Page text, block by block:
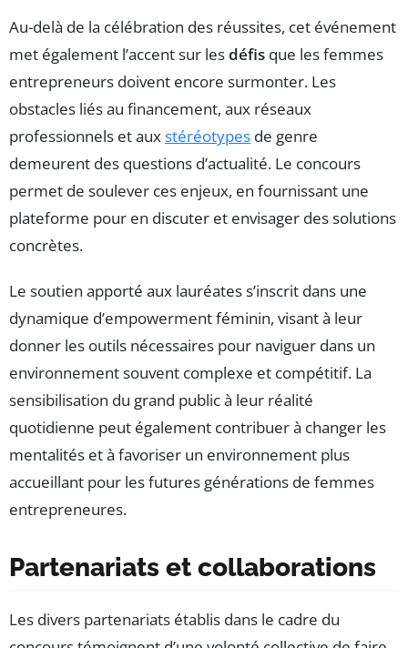
Au-delà de la célébration des réussites, cet événement
met également l’accent sur lesdéfis que les femmes
entrepreneurs doivent encore surmonter. Les
obstacles liés au financement, aux réseaux
professionnels et auxstéréotypes de genre
demeurent des questions d’actualité. Le concours
permet de soulever ces enjeux, en fournissant une
plateforme pour en discuter et envisager des solutions
concrètes.
Le soutien apporté aux lauréates s’inscrit dans une
dynamique d’empowerment féminin, visant à leur
donner les outils nécessaires pour naviguer dans un
environnement souvent complexe et compétitif. La
sensibilisation du grand public à leur réalité
quotidienne peut également contribuer à changer les
mentalités et à favoriser un environnement plus
accueillant pour les futures générations de femmes
entrepreneures.
Partenariats et collaborations
Les divers partenariats établis dans le cadre du